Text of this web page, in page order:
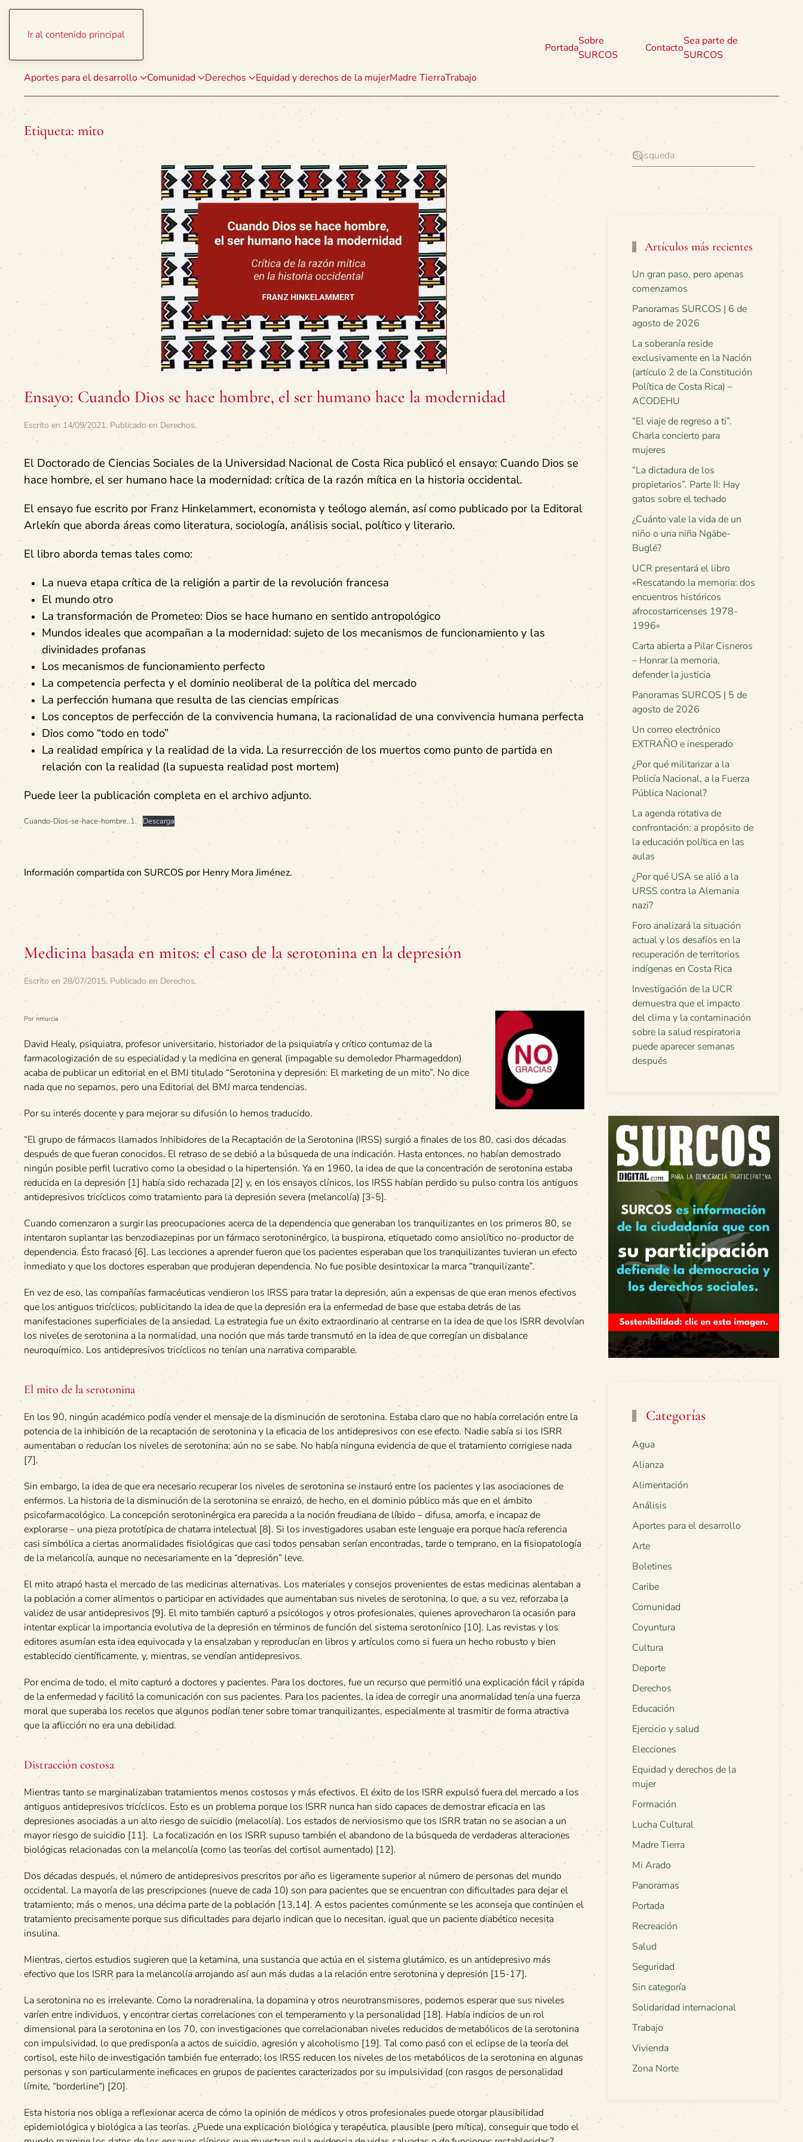
Ir al contenido principal
Aportes para el desarrollo Comunidad Derechos Equidad y derechos de la mujerMadre TierraTrabajo
Portada
Sobre
SURCOS
Contacto
Sea parte de
SURCOS
Etiqueta: mito
Ensayo: Cuando Dios se hace hombre, el ser humano hace la modernidad
Escrito en 14/09/2021. Publicado en Derechos.
El Doctorado de Ciencias Sociales de la Universidad Nacional de Costa Rica publicó el ensayo: Cuando Dios se
hace hombre, el ser humano hace la modernidad: crítica de la razón mítica en la historia occidental.
El ensayo fue escrito por Franz Hinkelammert, economista y teólogo alemán, así como publicado por la Editoral
Arlekín que aborda áreas como literatura, sociología, análisis social, político y literario.
El libro aborda temas tales como:
La nueva etapa crítica de la religión a partir de la revolución francesa
El mundo otro
La transformación de Prometeo: Dios se hace humano en sentido antropológico
Mundos ideales que acompañan a la modernidad: sujeto de los mecanismos de funcionamiento y las
divinidades profanas
Los mecanismos de funcionamiento perfecto
La competencia perfecta y el dominio neoliberal de la política del mercado
La perfección humana que resulta de las ciencias empíricas
Los conceptos de perfección de la convivencia humana, la racionalidad de una convivencia humana perfecta
Dios como “todo en todo”
La realidad empírica y la realidad de la vida. La resurrección de los muertos como punto de partida en
relación con la realidad (la supuesta realidad post mortem)
Puede leer la publicación completa en el archivo adjunto.
Cuando-Dios-se-hace-hombre..1. Descarga
Información compartida con SURCOS por Henry Mora Jiménez.
Medicina basada en mitos: el caso de la serotonina en la depresión
Escrito en 28/07/2015. Publicado en Derechos.
Por nmurcia
David Healy, psiquiatra, profesor universitario, historiador de la psiquiatría y crítico contumaz de la
farmacologización de su especialidad y la medicina en general (impagable su demoledor Pharmageddon)
acaba de publicar un editorial en el BMJ titulado “Serotonina y depresión: El marketing de un mito”. No dice
nada que no sepamos, pero una Editorial del BMJ marca tendencias.
Por su interés docente y para mejorar su difusión lo hemos traducido.
“El grupo de fármacos llamados Inhibidores de la Recaptación de la Serotonina (IRSS) surgió a finales de los 80, casi dos décadas
después de que fueran conocidos. El retraso de se debió a la búsqueda de una indicación. Hasta entonces, no habían demostrado
ningún posible perfil lucrativo como la obesidad o la hipertensión. Ya en 1960, la idea de que la concentración de serotonina estaba
reducida en la depresión [1] había sido rechazada [2] y, en los ensayos clínicos, los IRSS habían perdido su pulso contra los antiguos
antidepresivos tricíclicos como tratamiento para la depresión severa (melancolía) [3-5].
Cuando comenzaron a surgir las preocupaciones acerca de la dependencia que generaban los tranquilizantes en los primeros 80, se
intentaron suplantar las benzodiazepinas por un fármaco serotoninérgico, la buspirona, etiquetado como ansiolítico no-productor de
dependencia. Ésto fracasó [6]. Las lecciones a aprender fueron que los pacientes esperaban que los tranquilizantes tuvieran un efecto
inmediato y que los doctores esperaban que produjeran dependencia. No fue posible desintoxicar la marca “tranquilizante”.
En vez de eso, las compañías farmacéuticas vendieron los IRSS para tratar la depresión, aún a expensas de que eran menos efectivos
que los antiguos tricíclicos, publicitando la idea de que la depresión era la enfermedad de base que estaba detrás de las
manifestaciones superficiales de la ansiedad. La estrategia fue un éxito extraordinario al centrarse en la idea de que los ISRR devolvían
los niveles de serotonina a la normalidad, una noción que más tarde transmutó en la idea de que corregían un disbalance
neuroquímico. Los antidepresivos tricíclicos no tenían una narrativa comparable.
El mito de la serotonina
En los 90, ningún académico podía vender el mensaje de la disminución de serotonina. Estaba claro que no había correlación entre la
potencia de la inhibición de la recaptación de serotonina y la eficacia de los antidepresivos con ese efecto. Nadie sabía si los ISRR
aumentaban o reducían los niveles de serotonina; aún no se sabe. No había ninguna evidencia de que el tratamiento corrigiese nada
[7].
Sin embargo, la idea de que era necesario recuperar los niveles de serotonina se instauró entre los pacientes y las asociaciones de
enfermos. La historia de la disminución de la serotonina se enraizó, de hecho, en el dominio público más que en el ámbito
psicofarmacológico. La concepción serotoninérgica era parecida a la noción freudiana de líbido – difusa, amorfa, e incapaz de
explorarse – una pieza prototípica de chatarra intelectual [8]. Si los investigadores usaban este lenguaje era porque hacía referencia
casi simbólica a ciertas anormalidades fisiológicas que casi todos pensaban serían encontradas, tarde o temprano, en la fisiopatología
de la melancolía, aunque no necesariamente en la “depresión” leve.
El mito atrapó hasta el mercado de las medicinas alternativas. Los materiales y consejos provenientes de estas medicinas alentaban a
la población a comer alimentos o participar en actividades que aumentaban sus niveles de serotonina, lo que, a su vez, reforzaba la
validez de usar antidepresivos [9]. El mito también capturó a psicólogos y otros profesionales, quienes aprovecharon la ocasión para
intentar explicar la importancia evolutiva de la depresión en términos de función del sistema serotonínico [10]. Las revistas y los
editores asumían esta idea equivocada y la ensalzaban y reproducían en libros y artículos como si fuera un hecho robusto y bien
establecido científicamente, y, mientras, se vendían antidepresivos.
Por encima de todo, el mito capturó a doctores y pacientes. Para los doctores, fue un recurso que permitió una explicación fácil y rápida
de la enfermedad y facilitó la comunicación con sus pacientes. Para los pacientes, la idea de corregir una anormalidad tenía una fuerza
moral que superaba los recelos que algunos podían tener sobre tomar tranquilizantes, especialmente al trasmitir de forma atractiva
que la aflicción no era una debilidad.
Distracción costosa
Mientras tanto se marginalizaban tratamientos menos costosos y más efectivos. El éxito de los ISRR expulsó fuera del mercado a los
antiguos antidepresivos tricíclicos. Esto es un problema porque los ISRR nunca han sido capaces de demostrar eficacia en las
depresiones asociadas a un alto riesgo de suicidio (melacolía). Los estados de nerviosismo que los ISRR tratan no se asocian a un
mayor riesgo de suicidio [11]. La focalización en los ISRR supuso también el abandono de la búsqueda de verdaderas alteraciones
biológicas relacionadas con la melancolía (como las teorías del cortisol aumentado) [12].
Dos décadas después, el número de antidepresivos prescritos por año es ligeramente superior al número de personas del mundo
occidental. La mayoría de las prescripciones (nueve de cada 10) son para pacientes que se encuentran con dificultades para dejar el
tratamiento; más o menos, una décima parte de la población [13,14]. A estos pacientes comúnmente se les aconseja que continúen el
tratamiento precisamente porque sus dificultades para dejarlo indican que lo necesitan, igual que un paciente diabético necesita
insulina.
Mientras, ciertos estudios sugieren que la ketamina, una sustancia que actúa en el sistema glutámico, es un antidepresivo más
efectivo que los ISRR para la melancolía arrojando así aun más dudas a la relación entre serotonina y depresión [15-17].
La serotonina no es irrelevante. Como la noradrenalina, la dopamina y otros neurotransmisores, podemos esperar que sus niveles
varíen entre individuos, y encontrar ciertas correlaciones con el temperamento y la personalidad [18]. Había indicios de un rol
dimensional para la serotonina en los 70, con investigaciones que correlacionaban niveles reducidos de metabólicos de la serotonina
con impulsividad, lo que predisponía a actos de suicidio, agresión y alcoholismo [19]. Tal como pasó con el eclipse de la teoría del
cortisol, este hilo de investigación también fue enterrado; los IRSS reducen los niveles de los metabólicos de la serotonina en algunas
personas y son particularmente ineficaces en grupos de pacientes caracterizados por su impulsividad (con rasgos de personalidad
límite, “borderline“) [20].
Esta historia nos obliga a reflexionar acerca de cómo la opinión de médicos y otros profesionales puede otorgar plausibilidad
epidemiológica y biológica a las teorías. ¿Puede una explicación biológica y terapéutica, plausible (pero mítica), conseguir que todo el
Artículos más recientes
Un gran paso, pero apenas
comenzamos
Panoramas SURCOS | 6 de
agosto de 2026
La soberanía reside
exclusivamente en la Nación
(artículo 2 de la Constitución
Política de Costa Rica) –
ACODEHU
“El viaje de regreso a ti”.
Charla concierto para
mujeres
“La dictadura de los
propietarios”. Parte II: Hay
gatos sobre el techado
¿Cuánto vale la vida de un
niño o una niña Ngäbe-
Buglé?
UCR presentará el libro
«Rescatando la memoria: dos
encuentros históricos
afrocostarricenses 1978-
1996»
Carta abierta a Pilar Cisneros
– Honrar la memoria,
defender la justicia
Panoramas SURCOS | 5 de
agosto de 2026
Un correo electrónico
EXTRAÑO e inesperado
¿Por qué militarizar a la
Policía Nacional, a la Fuerza
Pública Nacional?
La agenda rotativa de
confrontación: a propósito de
la educación política en las
aulas
¿Por qué USA se alió a la
URSS contra la Alemania
nazi?
Foro analizará la situación
actual y los desafíos en la
recuperación de territorios
indígenas en Costa Rica
Investigación de la UCR
demuestra que el impacto
del clima y la contaminación
sobre la salud respiratoria
puede aparecer semanas
después
Categorías
Agua
Alianza
Alimentación
Análisis
Aportes para el desarrollo
Arte
Boletines
Caribe
Comunidad
Coyuntura
Cultura
Deporte
Derechos
Educación
Ejercicio y salud
Elecciones
Equidad y derechos de la
mujer
Formación
Lucha Cultural
Madre Tierra
Mi Arado
Panoramas
Portada
Recreación
Salud
Seguridad
Sin categoría
Solidaridad internacional
Trabajo
Vivienda
Zona Norte